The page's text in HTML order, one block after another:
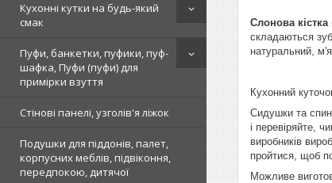
Кухонні кутки на будь-який
смак
Пуфи, банкетки, пуфики, пуф-
шафка, Пуфи (пуфи) для
примірки взуття
Стінові панелі, узголів'я ліжок
Подушки для піддонів, палет,
корпусних меблів, підвіконня,
передпокою, дитячої
Слонова кістка
складаються
натуральний,
Кухонний
Сидушки та
і перевіряйте,
виробників
пройтися, щоб
Можливе